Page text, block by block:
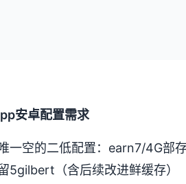
安卓配置需求
一空的二低配置​：earn7/4G部
5gilbert（含后续改进鲜缓存）